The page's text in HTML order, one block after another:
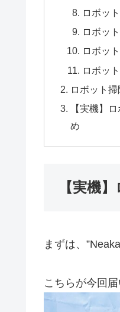
ロボッ
ロボッ
ロボッ
ロボッ
ロボット
【実機】
め
【実機
まずは、
こちらが今回届